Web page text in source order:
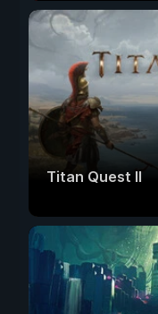
Titan Quest II